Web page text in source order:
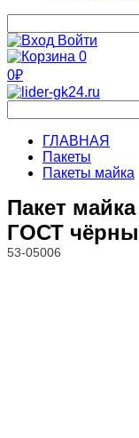
Войти
0
0₽
ГЛАВНАЯ
Пакеты
Пакеты майка
Пакет
ГОСТ
53-05006